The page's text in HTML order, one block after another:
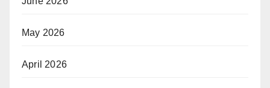
May 2026
April 2026